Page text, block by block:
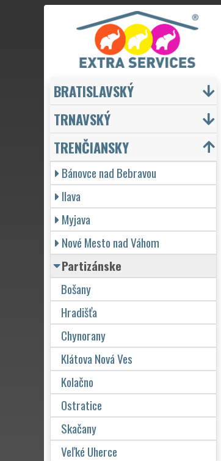
BRATISLAVSKÝ
TRNAVSKÝ
TRENČIANSKY
Bánovce nad Bebravou
Ilava
Myjava
Nové Mesto nad Váhom
Partizánske
Bošany
Hradišťa
Chynorany
Klátova Nová Ves
Kolačno
Ostratice
Skačany
Veľké Uherce